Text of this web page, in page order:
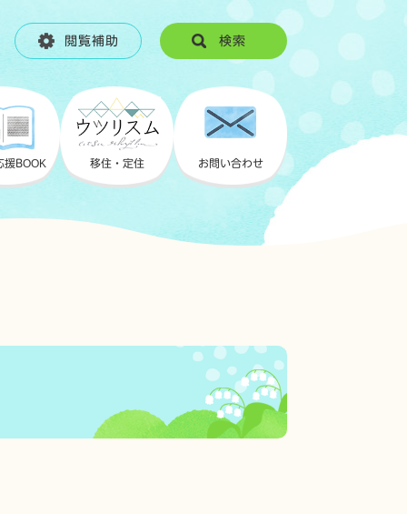
閲覧補助 検索
援BOOK 移住・定住 お問い合わせ